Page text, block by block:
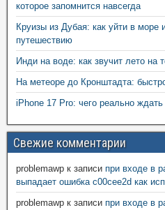
которое запомнится навсегда
Круизы из Дубая: как уйти в море
путешествию
Инди на воде: как звучит лето на
На метеоре до Кронштадта:
iPhone 17 Pro: чего реально
Свежие комментарии
problemawp к записи при входе в
выпадает ошибка c00cee2d как
problemawp к записи при входе в